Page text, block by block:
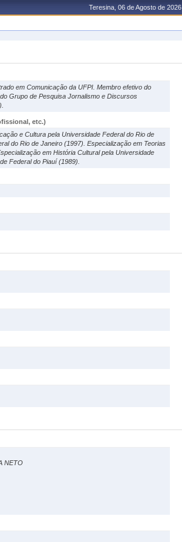
Teresina, 06 de Agosto de 2026
em Comunicação da UFPI. Membro efetivo do
Grupo de Pesquisa Jornalismo e Discursos
etc.)
e Cultura pela Universidade Federal do Rio de
do Rio de Janeiro (1997). Especialização em Teorias
em História Cultural pela Universidade
Federal do Piauí (1989).
NETO